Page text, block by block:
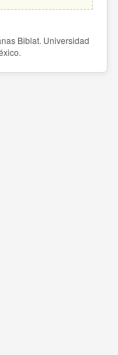
Biblat. Universidad